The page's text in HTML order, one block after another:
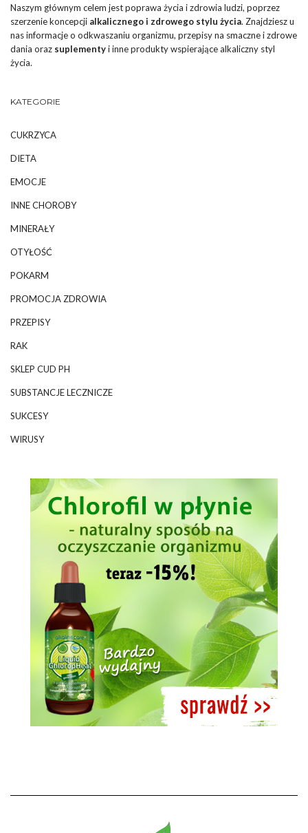
Naszym głównym celem jest poprawa życia i zdrowia ludzi, poprzez
szerzenie koncepcji alkalicznego i zdrowego stylu życia. Znajdziesz u
nas informacje o odkwaszaniu organizmu, przepisy na smaczne i zdrowe
dania oraz suplementyi inne produkty wspierające alkaliczny styl
życia.
KATEGORIE
CUKRZYCA
DIETA
EMOCJE
INNE CHOROBY
MINERAŁY
OTYŁOŚĆ
POKARM
PROMOCJA ZDROWIA
PRZEPISY
RAK
SKLEP CUD PH
SUBSTANCJE LECZNICZE
SUKCESY
WIRUSY